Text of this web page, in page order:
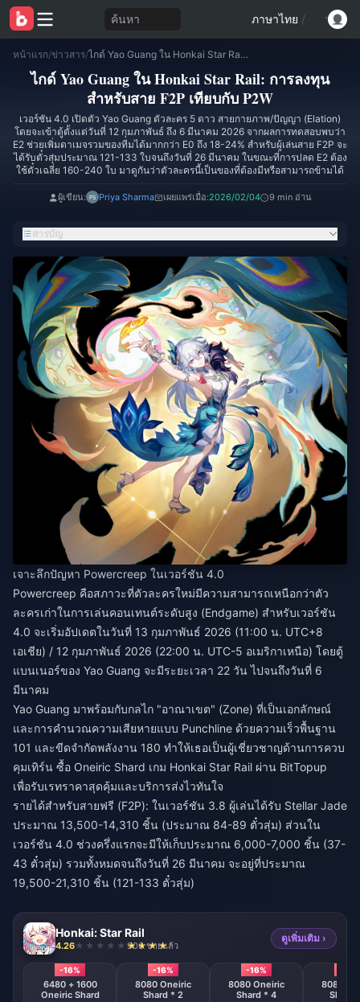
ค้นหา ภาษาไทย /
หน้าแรก/ข่าวสาร/ ไกด์ Yao Guang ใน Honkai Star Rail: การลงทุนสำหรับสาย F2P เทียบกับ P2W
ไกด์ Yao Guang ใน Honkai Star Rail: การลงทุน
สำหรับสาย F2P เทียบกับ P2W
เวอร์ชัน 4.0 เปิดตัว Yao Guang ตัวละคร 5 ดาว สายกายภาพ/ปัญญา (Elation)
โดยจะเข้าตู้ตั้งแต่วันที่ 12 กุมภาพันธ์ ถึง 6 มีนาคม 2026 จากผลการทดสอบพบว่า
E2 ช่วยเพิ่มดาเมจรวมของทีมได้มากกว่า E0 ถึง 18-24% สำหรับผู้เล่นสาย F2P จะ
ได้รับตั๋วสุ่มประมาณ 121-133 ใบจนถึงวันที่ 26 มีนาคม ในขณะที่การปลด E2 ต้อง
ใช้ตั๋วเฉลี่ย 160-240 ใบ มาดูกันว่าตัวละครนี้เป็นของที่ต้องมีหรือสามารถข้ามได้
ผู้เขียน: Priya Sharma เผยแพร่เมื่อ:2026/02/04 9 min อ่าน
สารบัญ
เจาะลึกปัญหา Powercreep ในเวอร์ชัน 4.0
Powercreep คือสภาวะที่ตัวละครใหม่มีความสามารถเหนือกว่าตัว
ละครเก่าในการเล่นคอนเทนต์ระดับสูง (Endgame) สำหรับเวอร์ชัน
4.0 จะเริ่มอัปเดตในวันที่ 13 กุมภาพันธ์ 2026 (11:00 น. UTC+8
เอเชีย) / 12 กุมภาพันธ์ 2026 (22:00 น. UTC-5 อเมริกาเหนือ) โดยตู้
แบนเนอร์ของ Yao Guang จะมีระยะเวลา 22 วัน ไปจนถึงวันที่ 6
มีนาคม
Yao Guang มาพร้อมกับกลไก "อาณาเขต" (Zone) ที่เป็นเอกลักษณ์
และการคำนวณความเสียหายแบบ Punchline ด้วยความเร็วพื้นฐาน
101 และขีดจำกัดพลังงาน 180 ทำให้เธอเป็นผู้เชี่ยวชาญด้านการควบ
คุมเทิร์น ซื้อ Oneiric Shard เกม Honkai Star Rail ผ่าน BitTopup
เพื่อรับเรทราคาสุดคุ้มและบริการส่งไวทันใจ
รายได้สำหรับสายฟรี (F2P): ในเวอร์ชัน 3.8 ผู้เล่นได้รับ Stellar Jade
ประมาณ 13,500-14,310 ชิ้น (ประมาณ 84-89 ตั๋วสุ่ม) ส่วนใน
เวอร์ชัน 4.0 ช่วงครึ่งแรกจะมีให้เก็บประมาณ 6,000-7,000 ชิ้น (37-
43 ตั๋วสุ่ม) รวมทั้งหมดจนถึงวันที่ 26 มีนาคม จะอยู่ที่ประมาณ
19,500-21,310 ชิ้น (121-133 ตั๋วสุ่ม)
Honkai: Star Rail
4.26 906 ขายแล้ว
ดูเพิ่มเติม ›
-16%
6480 + 1600
Oneiric Shard
-16%
8080 Oneiric
Shard * 2
-16%
8080 Oneiric
Shard * 4
8080
Shard